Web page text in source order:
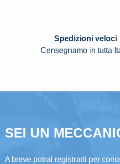
Spedizioni veloci
Censegnamo in tutta
SEI UN
A breve potrai registrarti per